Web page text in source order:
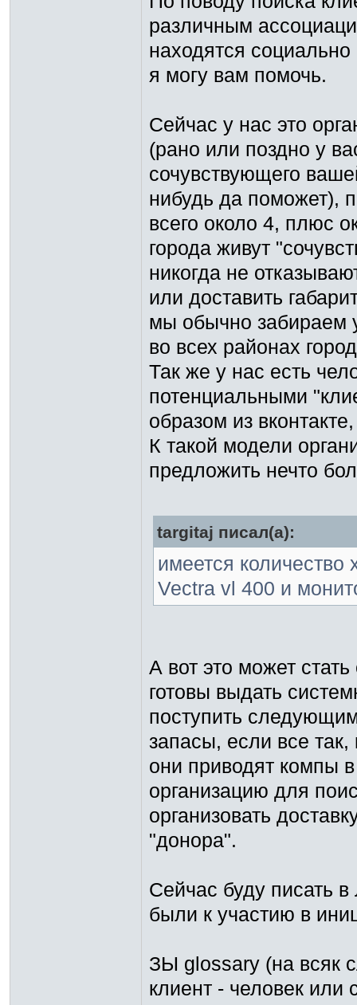
различным
находятся
я могу вам помочь.
Сейчас у нас это
(рано или поздно у
сочувствующего
нибудь да поможет),
всего около 4, плюс
города живут
никогда не
или доставить
мы обычно забираем
во всех районах
Так же у нас есть
потенциальными
образом из
К такой модели
предложить нечто
targitaj писал(а):
имеется количество
Vectra vl 400 и
А вот это может
готовы выдать
поступить
запасы, если все так,
они приводят компы
организацию для
организовать
"донора".
Сейчас буду писать
были к участию в
ЗЫ glossary (на всяк
клиент - человек